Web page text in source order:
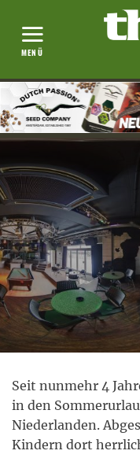
Seit nunmehr 4
in den
Niederlanden.
Kindern dort